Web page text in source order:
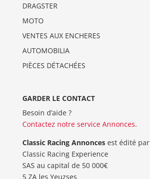
DRAGSTER
MOTO
VENTES AUX ENCHERES
AUTOMOBILIA
PIÈCES DÉTACHÉES
GARDER LE CONTACT
Besoin d’aide ?
Contactez notre service Annonces.
Classic Racing Annoncesest édité par
Classic Racing Experience
SAS au capital de 50 000€
5 ZA les Yeuzses